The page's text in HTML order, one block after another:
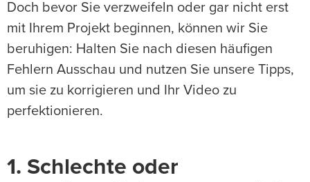
Doch bevor Sie verzweifeln oder gar nicht erst
mit Ihrem Projekt beginnen, können wir Sie
beruhigen: Halten Sie nach diesen häufigen
Fehlern Ausschau und nutzen Sie unsere Tipps,
um sie zu korrigieren und Ihr Video zu
perfektionieren.
1. Schlechte oder